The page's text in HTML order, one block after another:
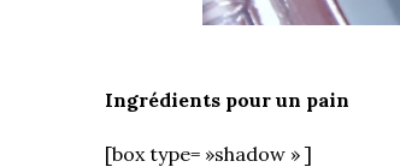
Ingrédients pour un pain
[box type= »shadow » ]